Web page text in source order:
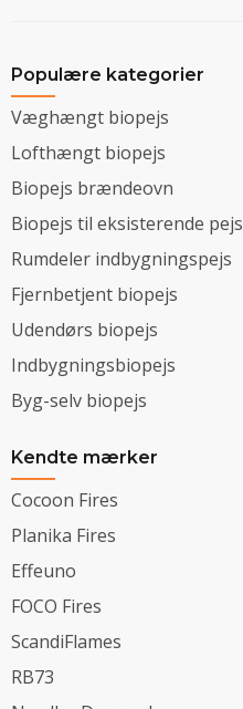
Populære kategorier
Væghængt biopejs
Lofthængt biopejs
Biopejs brændeovn
Biopejs til eksisterende pejs
Rumdeler indbygningspejs
Fjernbetjent biopejs
Udendørs biopejs
Indbygningsbiopejs
Byg-selv biopejs
Kendte mærker
Cocoon Fires
Planika Fires
Effeuno
FOCO Fires
ScandiFlames
RB73